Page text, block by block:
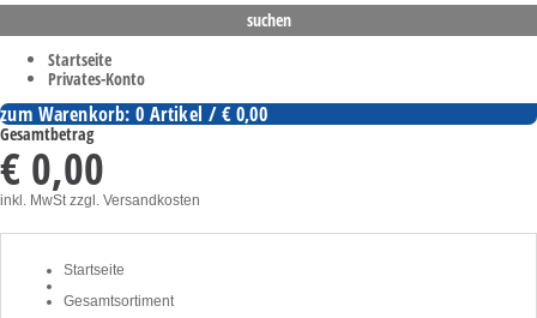
Startseite
Privates-Konto
zum Warenkorb: 0 Artikel / € 0,00
Gesamtbetrag
€ 0,00
inkl. MwStzzgl. Versandkosten
Startseite
Gesamtsortiment